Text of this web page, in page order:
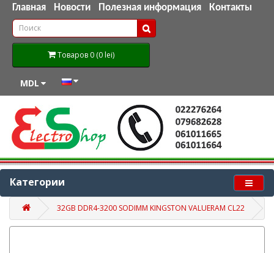
Главная Новости Полезная информация Контакты
Товаров 0 (0 lei)
MDL
Категории
32GB DDR4-3200 SODIMM KINGSTON VALUERAM CL22